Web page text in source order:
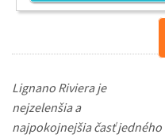
Lignano Riviera je
nejzelenšia a
najpokojnejšia časť jedného